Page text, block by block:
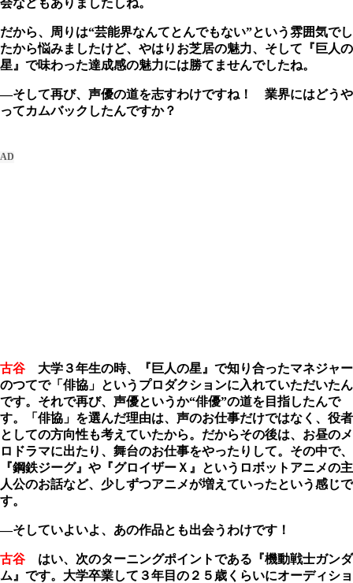
だから、周りは“芸能界なんてとんでもない”という雰囲気でし
たから悩みましたけど、やはりお芝居の魅力、そして『巨人の
星』で味わった達成感の魅力には勝てませんでしたね。
―そして再び、声優の道を志すわけですね！ 業界にはどうや
ってカムバックしたんですか？
古谷 大学３年生の時、『巨人の星』で知り合ったマネジャー
のつてで「俳協」というプロダクションに入れていただいたん
です。それで再び、声優というか“俳優”の道を目指したんで
す。「俳協」を選んだ理由は、声のお仕事だけではなく、役者
としての方向性も考えていたから。だからその後は、お昼のメ
ロドラマに出たり、舞台のお仕事をやったりして。その中で、
『鋼鉄ジーグ』や『グロイザーＸ』というロボットアニメの主
人公のお話など、少しずつアニメが増えていったという感じで
す。
―そしていよいよ、あの作品とも出会うわけです！
古谷 はい、次のターニングポイントである『機動戦士ガンダ
ム』です。大学卒業して３年目の２５歳くらいにオーディショ